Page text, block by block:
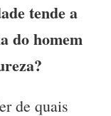
tende a
do homem
de quais